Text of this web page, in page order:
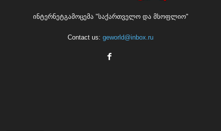
ინტერნეტგამოცემა "საქართველო და მსოფლიო"
Contact us: geworld@inbox.ru